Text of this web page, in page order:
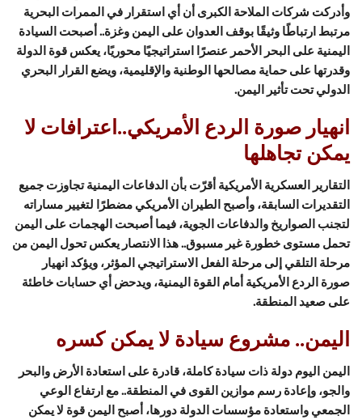
وأدركت شركات الملاحة الكبرى أن أي استقرار في الممرات البحرية
مرتبط ارتباطًا وثيقًا بوقف العدوان على اليمن وغزة.. أصبحت السيادة
اليمنية على البحر الأحمر عنصرًا استراتيجيًا محوريًا، يعكس قوة الدولة
وقدرتها على حماية مصالحها الوطنية والإقليمية، ويضع القرار البحري
الدولي تحت تأثير اليمن.
انهيار صورة الردع الأمريكي..اعترافات لا
يمكن تجاهلها
التقارير العسكرية الأمريكية أقرّت بأن الدفاعات اليمنية تجاوزت جميع
التقديرات السابقة، وأصبح الطيران الأمريكي مضطرًا لتغيير مساراته
لتجنب الصواريخ والدفاعات الجوية، فيما أصبحت الهجمات على اليمن
تحمل مستوى خطورة غير مسبوق.. هذا الانتصار يعكس تحول اليمن من
مرحلة التلقي إلى مرحلة الفعل الاستراتيجي المؤثر، ويؤكد انهيار
صورة الردع الأمريكية أمام القوة اليمنية، ويدحض أي حسابات خاطئة
على صعيد المنطقة.
اليمن.. مشروع سيادة لا يمكن كسره
اليمن اليوم دولة ذات سيادة كاملة، قادرة على استعادة الأرض والبحر
والجو، وإعادة رسم موازين القوى في المنطقة.. مع ارتفاع الوعي
الجمعي واستعادة مؤسسات الدولة دورها، أصبح اليمن قوة لا يمكن